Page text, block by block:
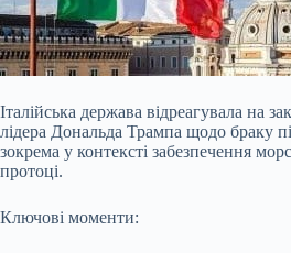
Італійська держава відреагувала на
лідера Дональда Трампа щодо браку
зокрема у контексті забезпечення
протоці.
Ключові моменти: